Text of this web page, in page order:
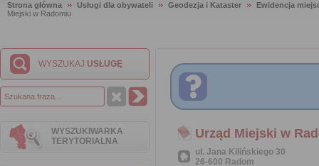
Strona główna Usługi dla obywateli Geodezja i Kataster
Ewidencja
Miejski w Radomiu
WYSZUKAJ USŁUGĘ
WYSZUKIWARKA
TERYTORIALNA
Urząd Miejski w
ul. Jana Kilińskiego 30
26-600 Radom